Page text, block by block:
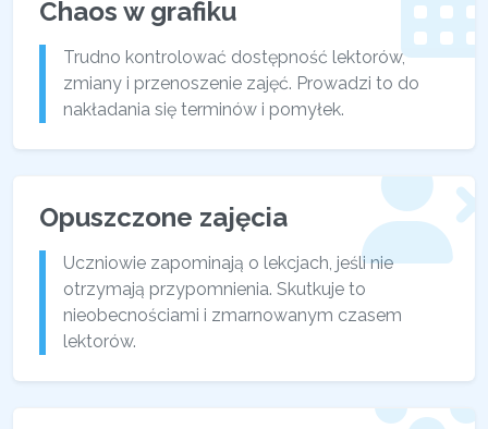
Chaos w grafiku
Trudno kontrolować dostępność lektorów,
zmiany i przenoszenie zajęć. Prowadzi to do
nakładania się terminów i pomyłek.
Opuszczone zajęcia
Uczniowie zapominają o lekcjach, jeśli nie
otrzymają przypomnienia. Skutkuje to
nieobecnościami i zmarnowanym czasem
lektorów.